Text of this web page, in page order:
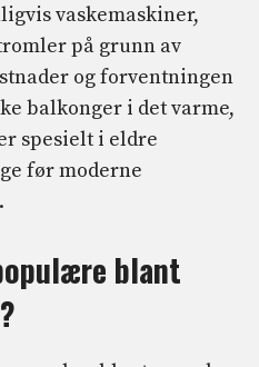
vaskemaskiner,
på grunn av
og forventningen
balkonger i det varme,
spesielt i eldre
før moderne
blant